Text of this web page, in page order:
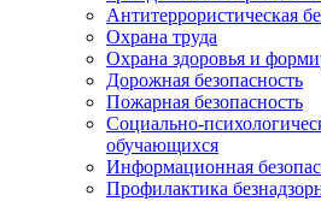
Антитеррористическая
Охрана труда
Охрана здоровья и
Дорожная безопасность
Пожарная безопасность
Социально-
обучающихся
Информационная
Профилактика